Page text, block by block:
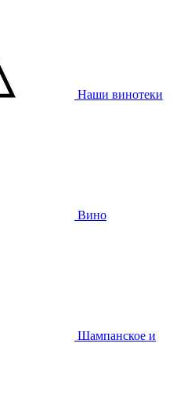
Наши винотеки
Вино
Шампанское и